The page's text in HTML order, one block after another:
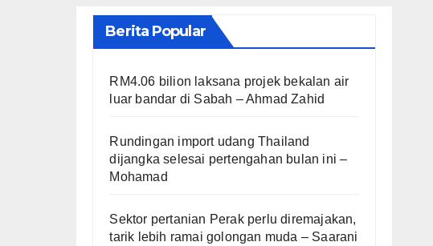
Berita Popular
RM4.06 bilion laksana projek bekalan air
luar bandar di Sabah – Ahmad Zahid
Rundingan import udang Thailand
dijangka selesai pertengahan bulan ini –
Mohamad
Sektor pertanian Perak perlu diremajakan,
tarik lebih ramai golongan muda – Saarani